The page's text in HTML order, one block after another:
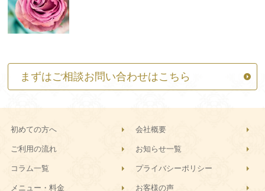
まずはご相談お問い合わせはこちら
初めての方へ 会社概要
ご利用の流れ お知らせ一覧
コラム一覧 プライバシーポリシー
メニュー・料金 お客様の声